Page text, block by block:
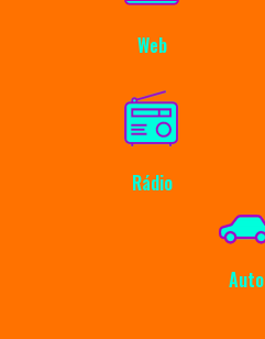
Web
Rádio
Auto